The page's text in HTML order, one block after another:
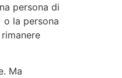
persona di
o la persona
Ma